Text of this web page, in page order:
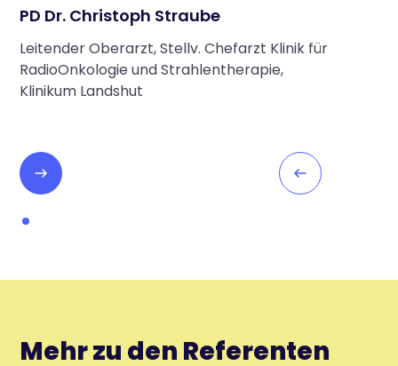
PD Dr. Christoph Straube
Leitender Oberarzt, Stellv. Chefarzt Klinik für
RadioOnkologie und Strahlentherapie,
Klinikum Landshut
Mehr zu den Referenten